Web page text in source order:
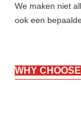
We maken niet
ook een
WHY